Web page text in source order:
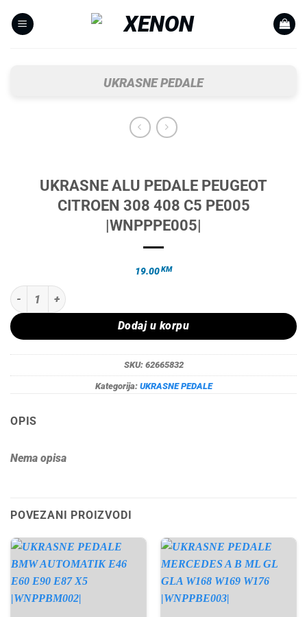
UKRASNE PEDALE
UKRASNE ALU PEDALE PEUGEOT
CITROEN 308 408 C5 PE005
|WNPPPE005|
19.00KM
UKRASNE ALU PEDALE PEUGEOT CITROEN 308 408 C5 PE005
Dodaj u korpu
SKU: 62665832
Kategorija: UKRASNE PEDALE
OPIS
Nema opisa
POVEZANI PROIZVODI